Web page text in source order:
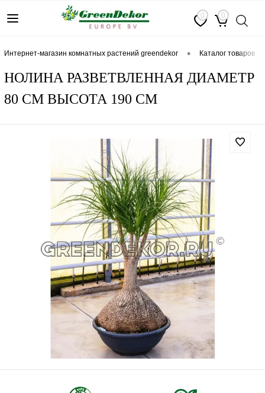
0 0
интернет-магазин комнатных растений greendekor • каталог товаров
НОЛИНА РАЗВЕТВЛЕННАЯ ДИАМЕТР
80 СМ ВЫСОТА 190 СМ